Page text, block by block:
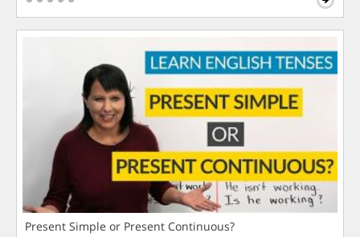
Present Simple or Present Continuous?